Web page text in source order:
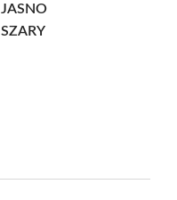
JASNO
SZARY